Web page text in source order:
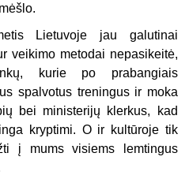
Lietuvoje jau galutinai
veikimo metodai nepasikeitė,
kurie po prabangiais
spalvotus treningus ir moka
bei ministerijų klerkus, kad
kryptimi. O ir kultūroje tik
į mums visiems lemtingus